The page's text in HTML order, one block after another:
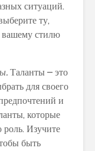
ситуаций.
ту,
вашему стилю
Таланты – это
для своего
и
которые
Изучите
быть